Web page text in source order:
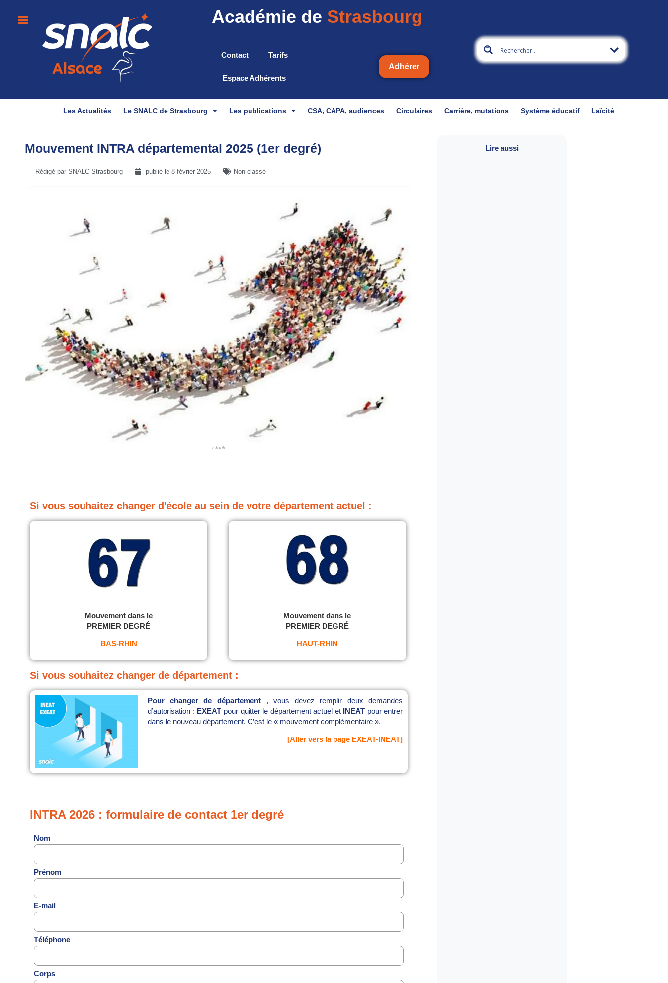
Académie de Strasbourg
Contact Tarifs
Espace Adhérents
Adhérer
Les Actualités Le SNALC de Strasbourg Les publications CSA, CAPA, audiences Circulaires Carrière, mutations Système éducatif Laïcité
Mouvement INTRA départemental 2025 (1er degré)
Rédigé par SNALC Strasbourg publié le 8 février 2025 Non classé
istock
Si vous souhaitez changer d'école au sein de votre département actuel :
Mouvement dans le
PREMIER DEGRÉ
BAS-RHIN
Mouvement dans le
PREMIER DEGRÉ
HAUT-RHIN
Si vous souhaitez changer de département :
Pour changer de département , vous devez remplir deux demandes
d’autorisation : EXEAT pour quitter le département actuel et INEAT pour entrer
dans le nouveau département. C’est le « mouvement complémentaire ».
[Aller vers la page EXEAT-INEAT]
INTRA 2026 : formulaire de contact 1er degré
Nom
Prénom
E-mail
Téléphone
Corps
Lire aussi